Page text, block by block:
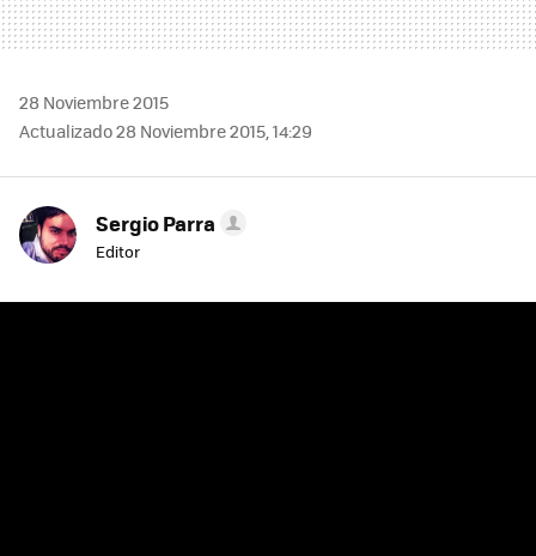
28 Noviembre 2015
Actualizado 28 Noviembre 2015, 14:29
Sergio Parra
Editor